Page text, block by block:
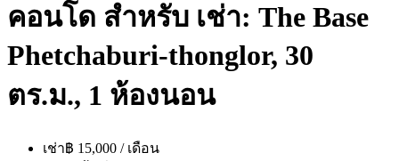
คอนโด สำหรับ เช่า: The Base
Phetchaburi-thonglor, 30
ตร.ม., 1 ห้องนอน
เช่า฿ 15,000 / เดือน